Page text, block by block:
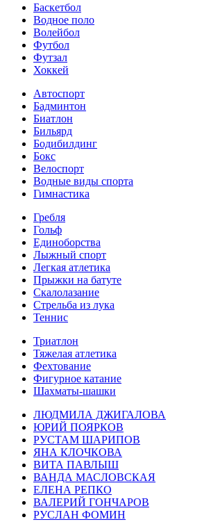
Баскетбол
Водное поло
Волейбол
Футбол
Футзал
Хоккей
Автоспорт
Бадминтон
Биатлон
Бильярд
Бодибилдинг
Бокс
Велоспорт
Водные виды спорта
Гимнастика
Гребля
Гольф
Единоборства
Лыжный спорт
Легкая атлетика
Прыжки на батуте
Скалолазание
Стрельба из лука
Теннис
Триатлон
Тяжелая атлетика
Фехтование
Фигурное катание
Шахматы-шашки
ЛЮДМИЛА ДЖИГАЛОВА
ЮРИЙ ПОЯРКОВ
РУСТАМ ШАРИПОВ
ЯНА КЛОЧКОВА
ВИТА ПАВЛЫШ
ВАНДА МАСЛОВСКАЯ
ЕЛЕНА РЕПКО
ВАЛЕРИЙ ГОНЧАРОВ
РУСЛАН ФОМИН